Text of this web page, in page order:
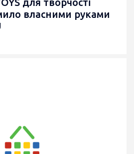
власними руками